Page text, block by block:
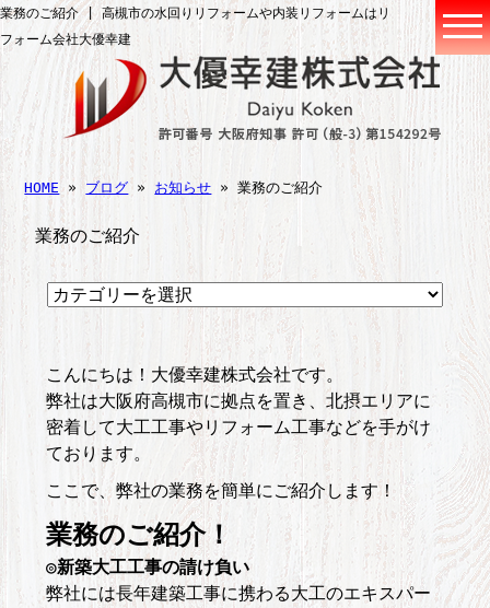
業務のご紹介 | 高槻市の水回りリフォームや内装リフォームはリ
フォーム会社大優幸建
HOME » ブログ» お知らせ » 業務のご紹介
業務のご紹介
こんにちは！大優幸建株式会社です。
弊社は大阪府高槻市に拠点を置き、北摂エリアに
密着して大工工事やリフォーム工事などを手がけ
ております。
ここで、弊社の業務を簡単にご紹介します！
業務のご紹介！
◎新築大工工事の請け負い
弊社には長年建築工事に携わる大工のエキスパー